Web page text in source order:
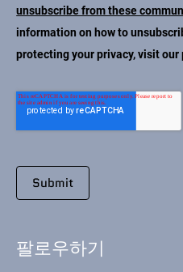
unsubscribe from these
information on how to
protecting your privacy, visit our
팔로우하기